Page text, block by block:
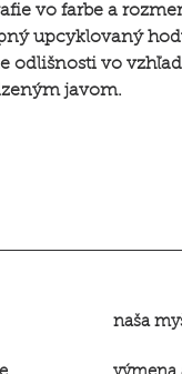
vo farbe a
upcyklovaný
odlišnosti vo
javom.
naša